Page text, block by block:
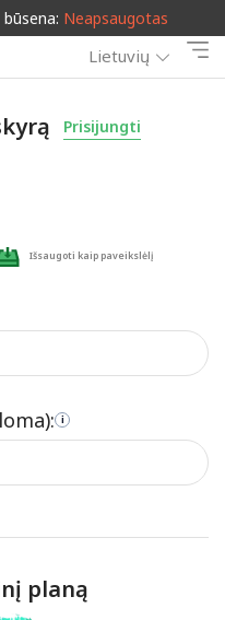
būsena: Neapsaugotas
Lietuvių
Prisijungti
Išsaugoti kaip paveikslėlį
i
planą